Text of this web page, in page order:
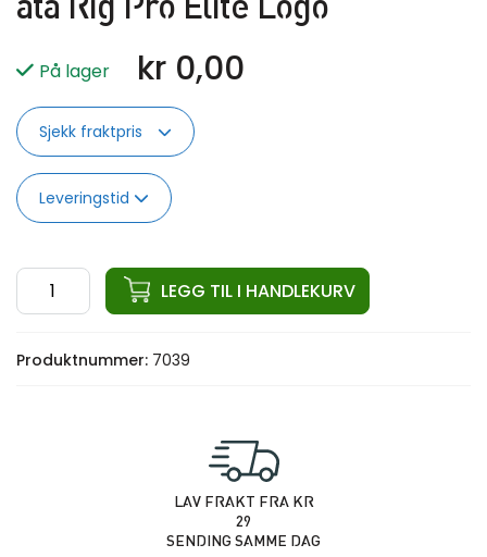
På lager kr 0,00
Sjekk fraktpris
Leveringstid
ata
Rig
Elite
LEGG TIL I HANDLEKURV
Produktnummer: 7039
LAV FRAKT FRA KR
29
SENDING SAMME DAG